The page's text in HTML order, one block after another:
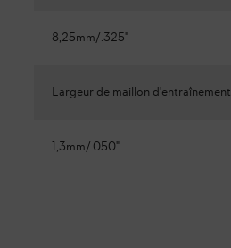
8,25mm/.325"
Largeur de maillon d'entraînement
1,3mm/.050"